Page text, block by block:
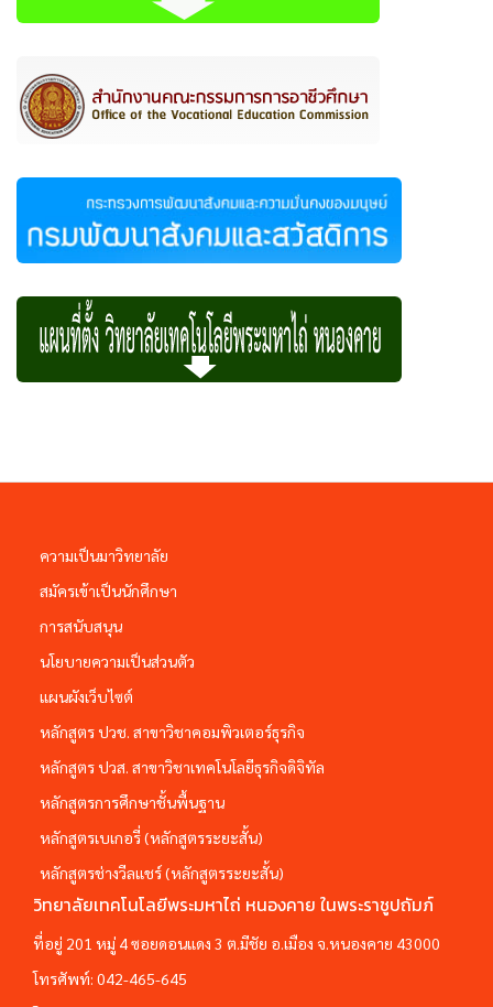
ความเป็นมาวิทยาลัย
สมัครเข้าเป็นนักศึกษา
การสนับสนุน
นโยบายความเป็นส่วนตัว
แผนผังเว็บไซต์
หลักสูตร ปวช. สาขาวิชาคอมพิวเตอร์ธุรกิจ
หลักสูตร ปวส. สาขาวิชาเทคโนโลยีธุรกิจดิจิทัล
หลักสูตรการศึกษาชั้นพื้นฐาน
หลักสูตรเบเกอรี่ (หลักสูตรระยะสั้น)
หลักสูตรช่างวีลแชร์ (หลักสูตรระยะสั้น)
วิทยาลัยเทคโนโลยีพระมหาไถ่ หนองคาย ในพระราชูปถัมภ์
ที่อยู่ 201 หมู่ 4 ซอยดอนแดง 3 ต.มีชัย อ.เมือง จ.หนองคาย 43000
โทรศัพท์: 042-465-645